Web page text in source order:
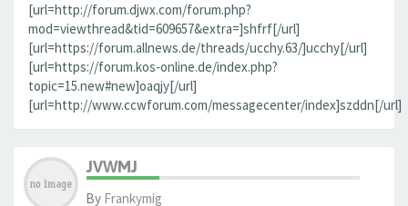
[url=http://forum.djwx.com/forum.php?
mod=viewthread&tid=609657&extra=]shfrf[/url]
[url=https://forum.allnews.de/threads/ucchy.63/]ucchy[/url]
[url=https://forum.kos-online.de/index.php?
topic=15.new#new]oaqjy[/url]
[url=http://www.ccwforum.com/messagecenter/index]szddn[/url]
JVWMJ
By Frankymig